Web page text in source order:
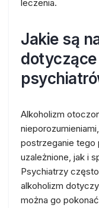
leczenia.
Jakie są
dotyczące
Alkoholizm
postrzeganie tego
uzależnione, jak i
Psychiatrzy
alkoholizm
można go